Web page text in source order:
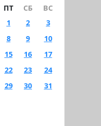
ПТ СБ
ВС
1
2
3
8 9
10
15 16
17
22 23
24
29 30 31